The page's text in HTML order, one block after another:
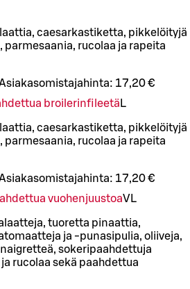
caesarkastiketta, pikkelöityjä
rucolaa ja rapeita
17,20 €
broilerinfileetä L
caesarkastiketta, pikkelöityjä
rucolaa ja rapeita
17,20 €
vuohenjuustoaVL
tuoretta pinaattia,
ja -punasipulia, oliiveja,
sokeripaahdettuja
rucolaa sekä paahdettua